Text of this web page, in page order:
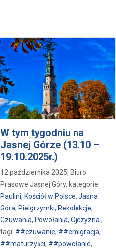
W tym tygodniu na
Jasnej Górze (13.10 –
19.10.2025r.)
12 października 2025, Biuro
Prasowe Jasnej Góry, kategorie:
Paulini, Kościół w Polsce, Jasna
Góra, Pielgrzymki, Rekolekcje,
Czuwania, Powołania, Ojczyzna,
tagi: ##czuwanie, ##emigracja,
##maturzyści, ##powołanie,